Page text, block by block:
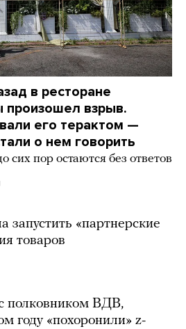
в ресторане
произошел взрыв.
его терактом —
о нем говорить
сих пор остаются без ответов
запустить «партнерские
товаров
полковником ВДВ,
году «похоронили» z-